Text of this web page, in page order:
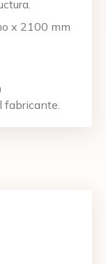
x 2100 mm
fabricante.